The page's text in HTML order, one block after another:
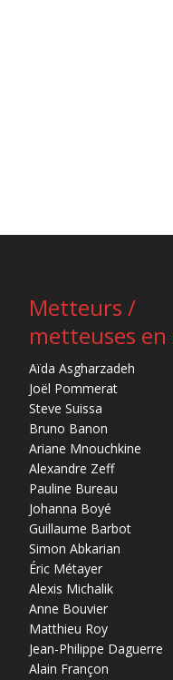
Metteurs /
metteuses en
Aïda Asgharzadeh
Joël Pommerat
Steve Suissa
Bruno Banon
Ariane Mnouchkine
Alexandre Zeff
Pauline Bureau
Johanna Boyé
Guillaume Barbot
Simon Abkarian
Éric Métayer
Alexis Michalik
Anne Bouvier
Matthieu Roy
Jean-Philippe Daguerre
Alain Françon